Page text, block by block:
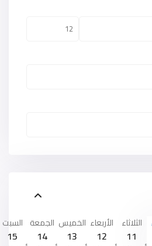
الثلاثاء
11
الأربعاء
12
الخميس
13
الجمعة
14
السبت
15